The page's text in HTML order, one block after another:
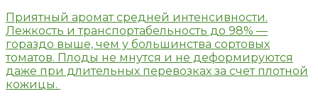
Приятный аромат средней интенсивности.
Лежкость и транспортабельность до 98% —
гораздо выше, чем у большинства сортовых
томатов. Плоды не мнутся и не деформируются
даже при длительных перевозках за счет плотной
кожицы.